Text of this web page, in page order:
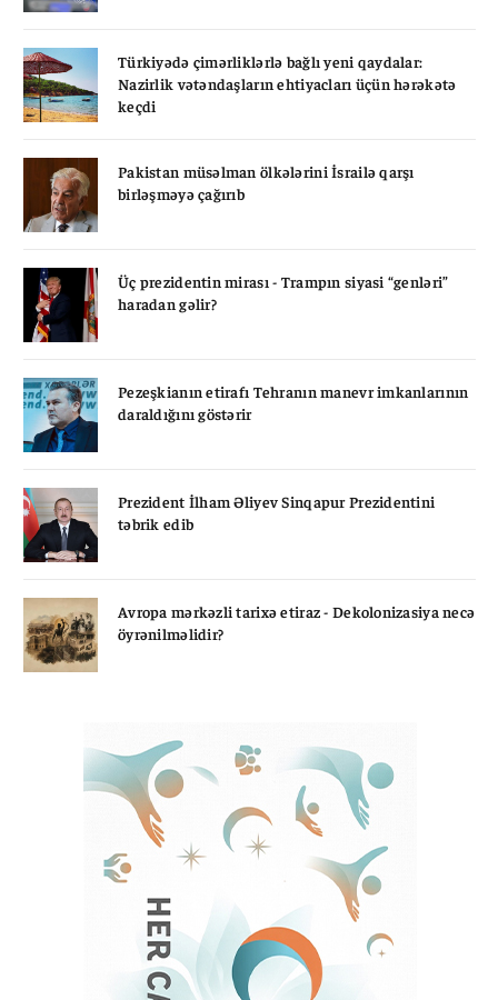
Türkiyədə çimərliklərlə bağlı yeni qaydalar:
Nazirlik vətəndaşların ehtiyacları üçün hərəkətə
keçdi
Pakistan müsəlman ölkələrini İsrailə qarşı
birləşməyə çağırıb
Üç prezidentin mirası - Trampın siyasi “genləri”
haradan gəlir?
Pezeşkianın etirafı Tehranın manevr imkanlarının
daraldığını göstərir
Prezident İlham Əliyev Sinqapur Prezidentini
təbrik edib
Avropa mərkəzli tarixə etiraz - Dekolonizasiya necə
öyrənilməlidir?